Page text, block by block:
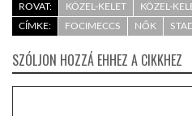
ROVAT: KÖZEL-KELET
KÖZEL-
CÍMKE:
FOCIMECCS NŐK
SZÓLJON HOZZÁ EHHEZ A CIKKHEZ